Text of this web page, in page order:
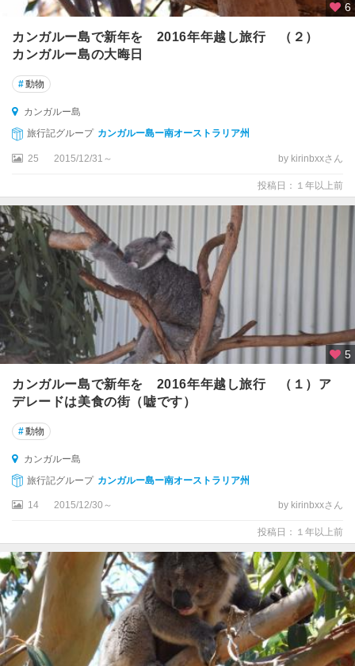
ラ
ッ
ト
バ
ロ
ッ
サ
ー
バ
ン
ダ
バ
ー
グ
ヒ
チ
ン
ブ
ル
ッ
ク
ク
ト
リ
ア
ン
ア
ル
プ
6
カンガルー島で新年を 2016年年越し旅行 （２）
カンガルー島の大晦日
#動物
カンガルー島
旅行記グループ カンガルー島ー南オーストラリア州
25 2015/12/31～ by kirinbxxさん
投稿日：１年以上前
5
カンガルー島で新年を 2016年年越し旅行 （１）ア
デレードは美食の街（嘘です）
#動物
カンガルー島
旅行記グループ カンガルー島ー南オーストラリア州
14 2015/12/30～ by kirinbxxさん
投稿日：１年以上前